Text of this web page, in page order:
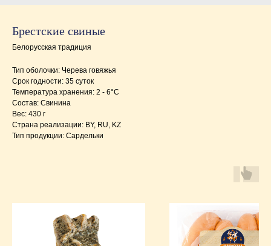
Брестские свиные
Белорусская традиция
Тип оболочки: Черева говяжья
Срок годности: 35 суток
Температура хранения: 2 - 6°C
Состав: Свинина
Вес: 430 г
Страна реализации: BY, RU, KZ
Тип продукции: Сардельки